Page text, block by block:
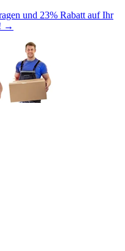
und 23% Rabatt auf Ihr
→